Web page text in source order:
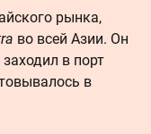
рынка,
во всей Азии. Он
в порт
в